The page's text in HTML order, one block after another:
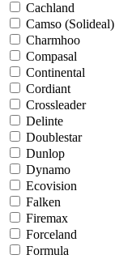
Cachland
Camso (Solideal)
Charmhoo
Compasal
Continental
Cordiant
Crossleader
Delinte
Doublestar
Dunlop
Dynamo
Ecovision
Falken
Firemax
Forceland
Formula